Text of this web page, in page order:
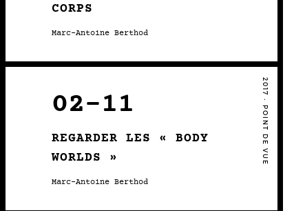
CORPS
Marc-Antoine Berthod
02-11
REGARDER LES « BODY
WORLDS »
Marc-Antoine Berthod
2017 • POINT DE VUE